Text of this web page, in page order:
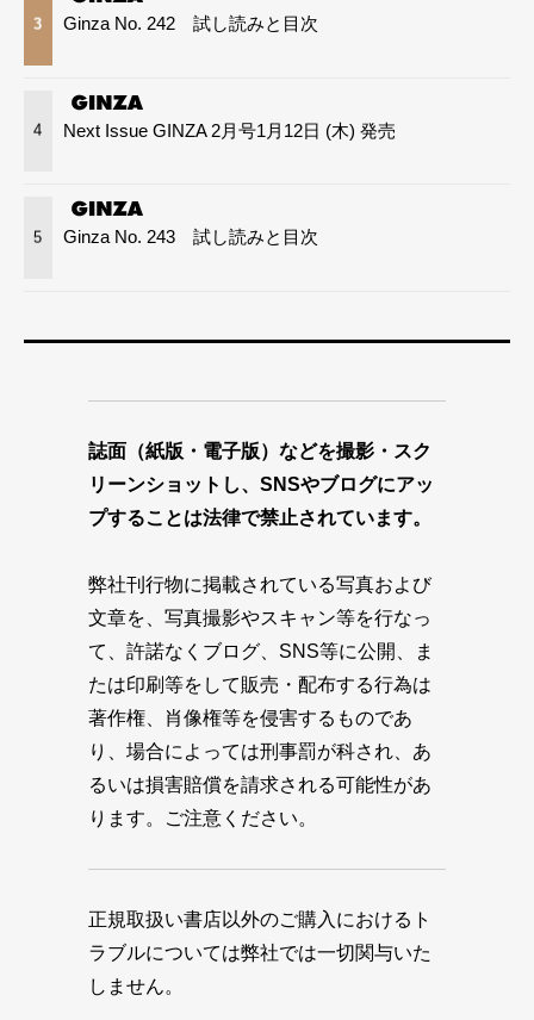
3 Ginza No. 242 試し読みと目次
4 Next Issue GINZA 2月号1月12日 (木) 発売
5 Ginza No. 243 試し読みと目次
誌面（紙版・電子版）などを撮影・スク
リーンショットし、SNSやブログにアッ
プすることは法律で禁止されています。
弊社刊行物に掲載されている写真および
文章を、写真撮影やスキャン等を行なっ
て、許諾なくブログ、SNS等に公開、ま
たは印刷等をして販売・配布する行為は
著作権、肖像権等を侵害するものであ
り、場合によっては刑事罰が科され、あ
るいは損害賠償を請求される可能性があ
ります。ご注意ください。
正規取扱い書店以外のご購入におけるト
ラブルについては弊社では一切関与いた
しません。